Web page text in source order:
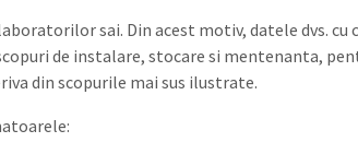
sai. Din acest motiv, datele dvs.
de instalare, stocare si mentenanta,
din scopurile mai sus ilustrate.